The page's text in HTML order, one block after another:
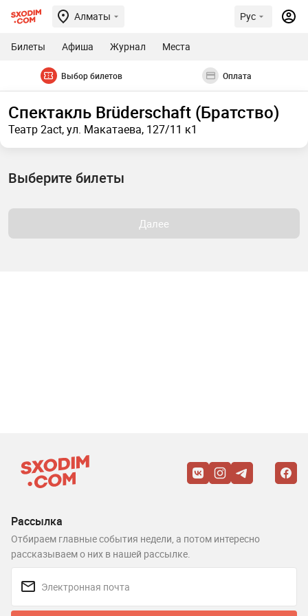
Алматы Рус
Билеты Афиша Журнал Места
Выбор билетов Оплата
Спектакль Brüderschaft (Братство)
Театр 2act, ул. Макатаева, 127/11 к1
Выберите билеты
Далее
Рассылка
Отбираем главные события недели, а потом интересно
рассказываем о них в нашей рассылке.